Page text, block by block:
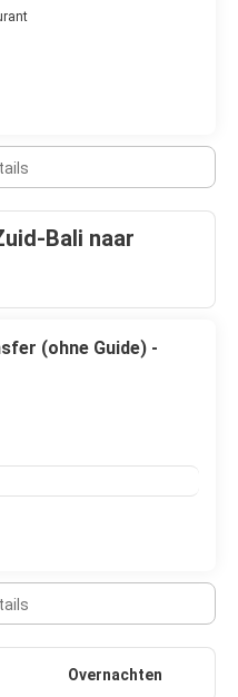
Bali naar
(ohne Guide) -
Overnachten